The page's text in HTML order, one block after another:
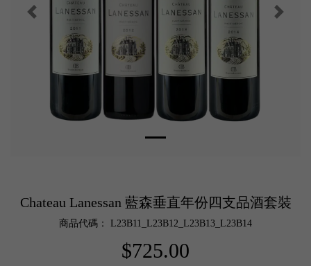
Chateau Lanessan 藍森垂直年份四支品酒套裝
商品代碼： L23B11_L23B12_L23B13_L23B14
$725.00